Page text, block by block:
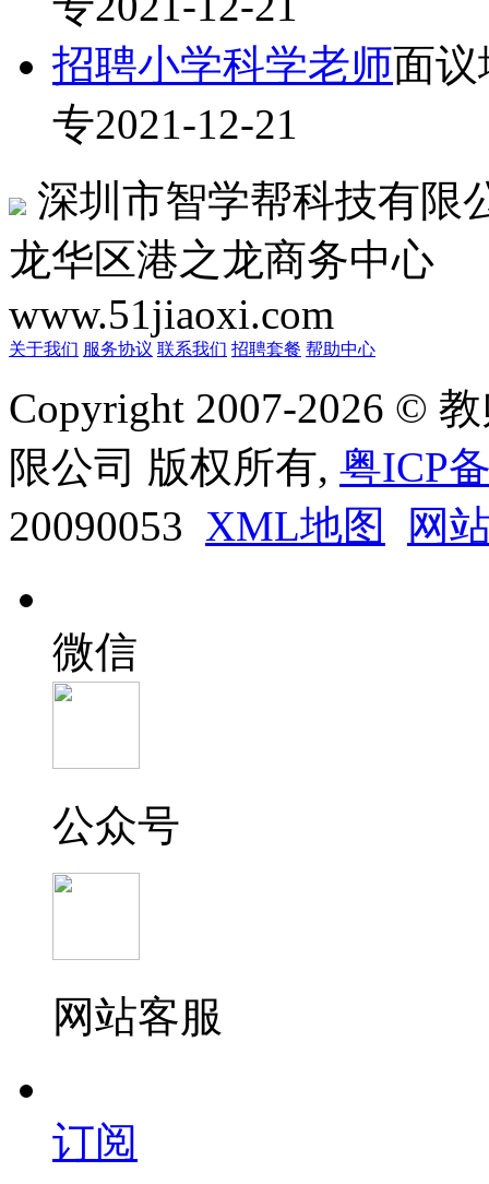
招聘小学科学老师面议
专2021-12-21
深圳市智学帮科技有限
龙华区港之龙商务中心
www.51jiaoxi.com
关于我们 服务协议 联系我们 招聘套餐 帮助中心
Copyright 2007-2026 ©
限公司 版权所有, 粤ICP
20090053 XML地图 网
微信
公众号
网站客服
订阅